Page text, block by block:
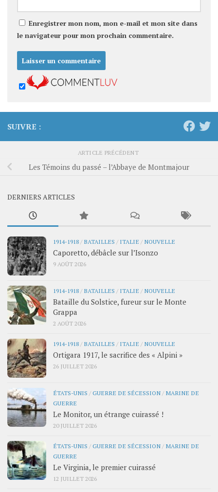
Enregistrer mon nom, mon e-mail et mon site dans
le navigateur pour mon prochain commentaire.
SUIVRE :
ARTICLE PRÉCÉDENT
Les Témoins du passé – l’Abbaye de Montmajour
DERNIERS ARTICLES
1914-1918 / BATAILLES / ITALIE / NOUVELLE
Caporetto, débâcle sur l’Isonzo
9 AOÛT 2026
1914-1918 / BATAILLES / ITALIE / NOUVELLE
Bataille du Solstice, fureur sur le Monte
Grappa
2 AOÛT 2026
1914-1918 / BATAILLES / ITALIE / NOUVELLE
Ortigara 1917, le sacrifice des « Alpini »
26 JUILLET 2026
ÉTATS-UNIS /GUERRE DE SÉCESSION / MARINE DE
GUERRE
Le Monitor, un étrange cuirassé !
20 JUILLET 2026
ÉTATS-UNIS /GUERRE DE SÉCESSION / MARINE DE
GUERRE
Le Virginia, le premier cuirassé
12 JUILLET 2026